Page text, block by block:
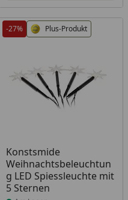
-27% Plus-Produkt
Konstsmide
Weihnachtsbeleuchtun
g LED Spiessleuchte mit
5 Sternen
Produkt am Lager